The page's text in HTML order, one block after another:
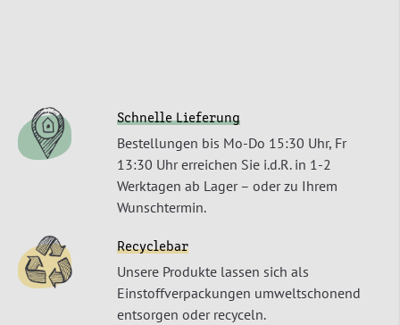
Schnelle Lieferung
Bestellungen bis Mo-Do 15:30 Uhr, Fr
13:30 Uhr erreichen Sie i.d.R. in 1-2
Werktagen ab Lager – oder zu Ihrem
Wunschtermin.
Recyclebar
Unsere Produkte lassen sich als
Einstoffverpackungen umweltschonend
entsorgen oder recyceln.